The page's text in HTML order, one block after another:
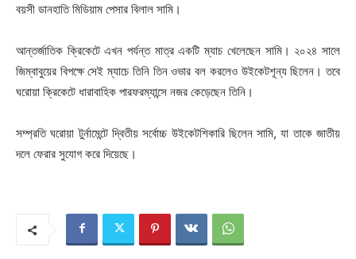
বয়সী ডানহাতি মিডিয়াম পেসার বিলাল সামি।
আন্তর্জাতিক ক্রিকেটে এখন পর্যন্ত মাত্র একটি ম্যাচ খেলেছেন সামি। ২০২৪ সালে
জিম্বাবুয়ের বিপক্ষে সেই ম্যাচে তিনি তিন ওভার বল করলেও উইকেটশূন্য ছিলেন। তবে
ঘরোয়া ক্রিকেটে ধারাবাহিক পারফরম্যান্সে নজর কেড়েছেন তিনি।
সম্প্রতি ঘরোয়া টুর্নামেন্টে দ্বিতীয় সর্বোচ্চ উইকেটশিকারি ছিলেন সামি, যা তাকে জাতীয়
দলে ফেরার সুযোগ করে দিয়েছে।